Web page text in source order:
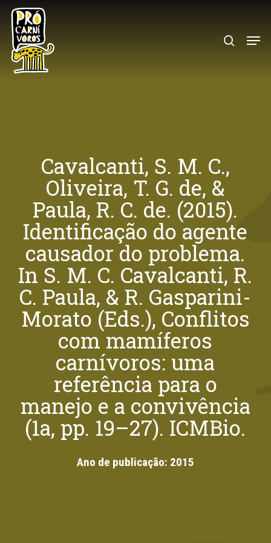
Skip
main
content
Menu
Cavalcanti, S. M. C.,
Oliveira, T. G. de, &
Paula, R. C. de. (2015).
Identificação do agente
causador do problema.
In S. M. C. Cavalcanti, R.
C. Paula, & R. Gasparini-
Morato (Eds.), Conflitos
com mamíferos
carnívoros: uma
referência para o
manejo e a convivência
(1a, pp. 19–27). ICMBio.
Ano de publicação: 2015